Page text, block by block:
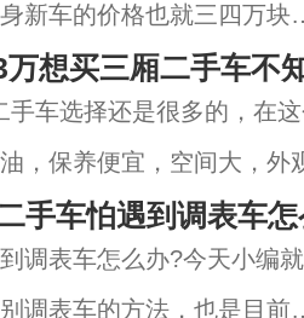
新车的价格也就三四万块
就不会太贵，几千块钱肯
也不是所有的面包车都值得
条二手面包车才值得买，
万想买三厢二手车不
手车选择还是很多的，在
，保养便宜，空间大，外
过买回家作为过渡或练手
就来给大家说说2-3万买什
手车怕遇到调表车
调表车怎么办?今天小编
调表车的方法，也是目前